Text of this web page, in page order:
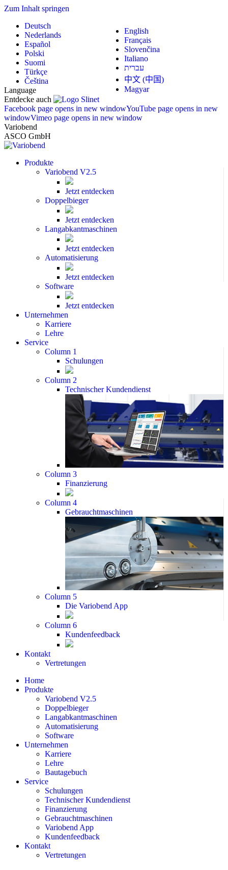
Zum Inhalt springen
Deutsch
English
Nederlands
Français
Español
Slovenčina
Polski
Italiano
Suomi
עברית
Türkçe
中文 (中国)
Čeština
Magyar
Language
Entdecke auch
Facebook page opens in new windowYouTube page opens in new
windowVimeo page opens in new window
Variobend
ASCO GmbH
Produkte
Variobend V2.5
Jetzt entdecken
Doppelbieger
Jetzt entdecken
Langabkantmaschinen
Jetzt entdecken
Automatisierung
Jetzt entdecken
Software
Jetzt entdecken
Unternehmen
Karriere
Lehre
Service
Column 1
Schulungen
Column 2
Technischer Kundendienst
Column 3
Finanzierung
Column 4
Gebrauchtmaschinen
Column 5
Die Variobend App
Column 6
Kundenfeedback
Kontakt
Vertretungen
Home
Produkte
Variobend V2.5
Doppelbieger
Langabkantmaschinen
Automatisierung
Software
Unternehmen
Karriere
Lehre
Bautagebuch
Service
Schulungen
Technischer Kundendienst
Finanzierung
Gebrauchtmaschinen
Variobend App
Kundenfeedback
Kontakt
Vertretungen